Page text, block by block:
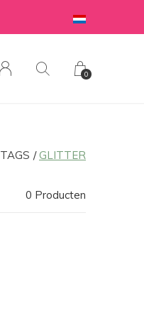
0
TAGS GLITTER
0 Producten